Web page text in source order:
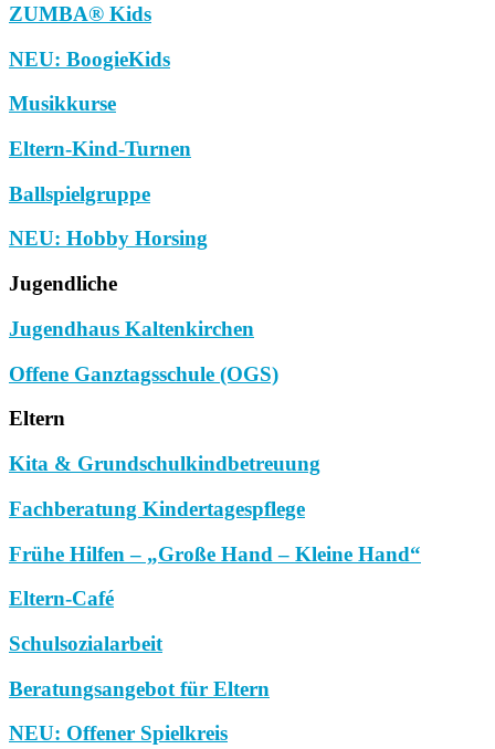
ZUMBA® Kids
NEU: BoogieKids
Musikkurse
Eltern-Kind-Turnen
Ballspielgruppe
NEU: Hobby Horsing
Jugendliche
Jugendhaus Kaltenkirchen
Offene Ganztagsschule (OGS)
Eltern
Kita & Grundschulkindbetreuung
Fachberatung Kindertagespflege
Frühe Hilfen – „Große Hand – Kleine Hand“
Eltern-Café
Schulsozialarbeit
Beratungsangebot für Eltern
NEU: Offener Spielkreis